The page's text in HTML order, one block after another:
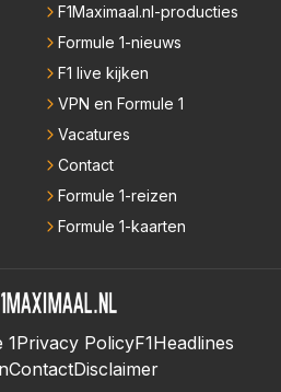
F1Maximaal.nl-producties
Formule 1-nieuws
F1 live kijken
VPN en Formule 1
Vacatures
Contact
Formule 1-reizen
Formule 1-kaarten
1Privacy PolicyF1Headlines
ContactDisclaimer